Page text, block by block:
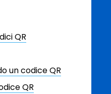
QR
un codice QR
QR